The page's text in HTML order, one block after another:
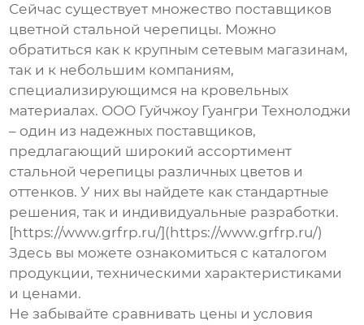
Сейчас существует множество поставщиков
цветной стальной черепицы. Можно
обратиться как к крупным сетевым магазинам,
так и к небольшим компаниям,
специализирующимся на кровельных
материалах. ООО Гуйчжоу Гуангри Технолоджи
– один из надежных поставщиков,
предлагающий широкий ассортимент
стальной черепицы различных цветов и
оттенков. У них вы найдете как стандартные
решения, так и индивидуальные разработки.
[https://www.grfrp.ru/](https://www.grfrp.ru/)
Здесь вы можете ознакомиться с каталогом
продукции, техническими характеристиками
и ценами.
Не забывайте сравнивать цены и условия